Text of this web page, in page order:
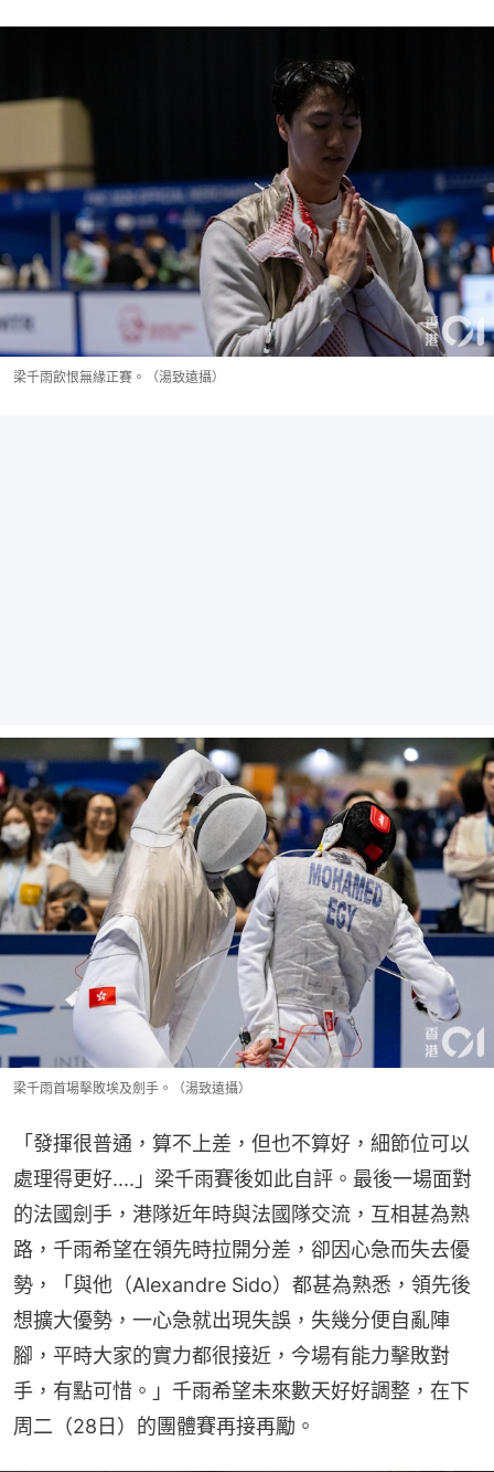
梁千雨飲恨無緣正賽。（湯致遠攝）
梁千雨首場擊敗埃及劍手。（湯致遠攝）
「發揮很普通，算不上差，但也不算好，細節位可以
處理得更好....」梁千雨賽後如此自評。最後一場面對
的法國劍手，港隊近年時與法國隊交流，互相甚為熟
路，千雨希望在領先時拉開分差，卻因心急而失去優
勢，「與他（Alexandre Sido）都甚為熟悉，領先後
想擴大優勢，一心急就出現失誤，失幾分便自亂陣
腳，平時大家的實力都很接近，今場有能力擊敗對
手，有點可惜。」千雨希望未來數天好好調整，在下
周二（28日）的團體賽再接再勵。